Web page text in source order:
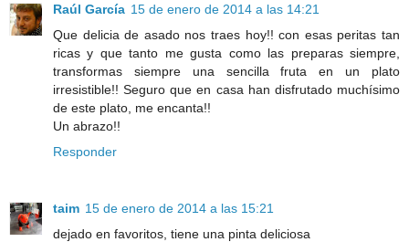
Raúl García 15 de enero de 2014 a las 14:21
Que delicia de asado nos traes hoy!! con esas peritas tan
ricas y que tanto me gusta como las preparas siempre,
transformas siempre una sencilla fruta en un plato
irresistible!! Seguro que en casa han disfrutado muchísimo
de este plato, me encanta!!
Un abrazo!!
Responder
taim 15 de enero de 2014 a las 15:21
dejado en favoritos, tiene una pinta deliciosa